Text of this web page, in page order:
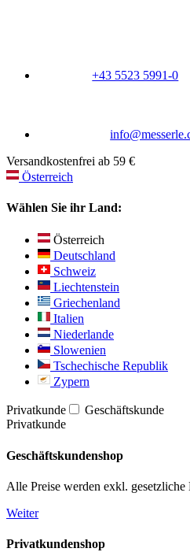
+43 5523 5991-0
Versandkostenfrei ab 59 €
Österreich
Wählen Sie ihr Land:
Österreich
Deutschland
Schweiz
Liechtenstein
Griechenland
Italien
Niederlande
Slowenien
Tschechische Republik
Zypern
Privatkunde
Geschäftskunde
Privatkunde
Geschäftskundenshop
Alle Preise werden exkl. gesetzliche
Weiter
Privatkundenshop